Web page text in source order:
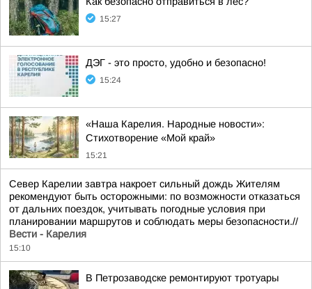
15:27
ДЭГ - это просто, удобно и безопасно!
15:24
«Наша Карелия. Народные новости»:
Стихотворение «Мой край»
15:21
Север Карелии завтра накроет сильный дождь Жителям
рекомендуют быть осторожными: по возможности отказаться
от дальних поездок, учитывать погодные условия при
планировании маршрутов и соблюдать меры безопасности.//
Вести - Карелия
15:10
В Петрозаводске ремонтируют тротуары